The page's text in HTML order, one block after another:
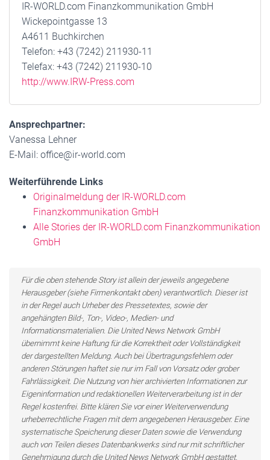
IR-WORLD.com Finanzkommunikation GmbH
Wickepointgasse 13
A4611 Buchkirchen
Telefon: +43 (7242) 211930-11
Telefax: +43 (7242) 211930-10
http://www.IRW-Press.com
Ansprechpartner:
Vanessa Lehner
E-Mail: office@ir-world.com
Weiterführende Links
Originalmeldung der IR-WORLD.com
Finanzkommunikation GmbH
Alle Stories der IR-WORLD.com Finanzkommunikation
GmbH
Für die oben stehende Story ist allein der jeweils angegebene
Herausgeber (siehe Firmenkontakt oben) verantwortlich. Dieser ist
in der Regel auch Urheber des Pressetextes, sowie der
angehängten Bild-, Ton-, Video-, Medien- und
Informationsmaterialien. Die United News Network GmbH
übernimmt keine Haftung für die Korrektheit oder Vollständigkeit
der dargestellten Meldung. Auch bei Übertragungsfehlern oder
anderen Störungen haftet sie nur im Fall von Vorsatz oder grober
Fahrlässigkeit. Die Nutzung von hier archivierten Informationen zur
Eigeninformation und redaktionellen Weiterverarbeitung ist in der
Regel kostenfrei. Bitte klären Sie vor einer Weiterverwendung
urheberrechtliche Fragen mit dem angegebenen Herausgeber. Eine
systematische Speicherung dieser Daten sowie die Verwendung
auch von Teilen dieses Datenbankwerks sind nur mit schriftlicher
Genehmigung durch die United News Network GmbH gestattet.